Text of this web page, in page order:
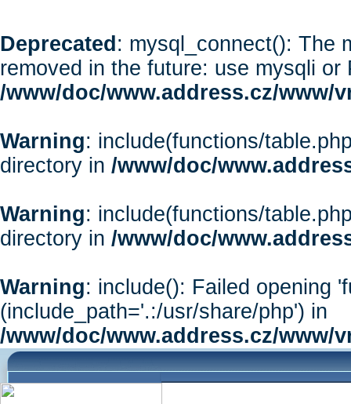
Deprecated : mysql_connect(): The
removed in the future: use mysqli or
/www/doc/www.address.cz/www/
Warning: include(functions/
directory in /www/doc/
Warning: include(functions/
directory in /www/doc/
Warning: include(): Failed opening
(include_path='.:/usr/share/php') in
/www/doc/www.address.cz/www/